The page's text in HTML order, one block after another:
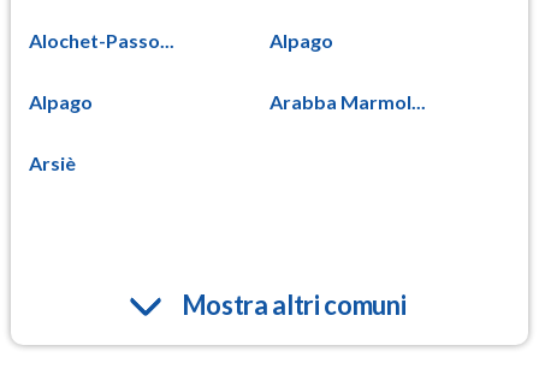
Alochet-Passo... Alpago
Alpago Arabba Marmol...
Arsiè
Mostra altri comuni